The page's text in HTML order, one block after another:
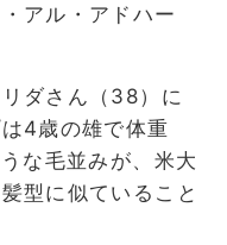
アル・アドハー
ダさん（38）に
4歳の雄で体重
な毛並みが、米大
型に似ていること